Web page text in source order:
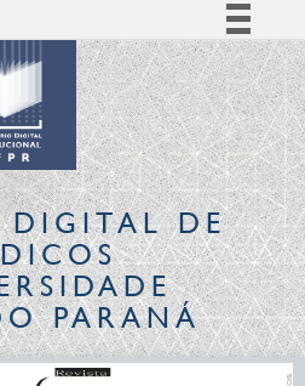
Simplifique!
Comunica BR
Participe
Acesso à informação
Legislação
Canais
DIGITALDE
PARANÁ